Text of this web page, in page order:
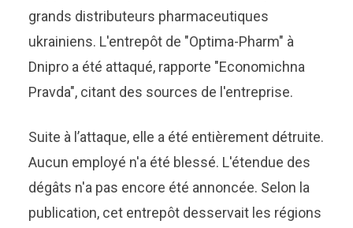
grands distributeurs pharmaceutiques
ukrainiens. L'entrepôt de "Optima-Pharm" à
Dnipro a été attaqué, rapporte "Economichna
Pravda", citant des sources de l'entreprise.
Suite à l’attaque, elle a été entièrement détruite.
Aucun employé n'a été blessé. L'étendue des
dégâts n'a pas encore été annoncée. Selon la
publication, cet entrepôt desservait les régions